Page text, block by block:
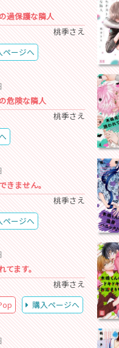
過保護な隣人
桃季さえ
ページへ
危険な隣人
桃季さえ
きません。
桃季さえ
ページへ
てます。
桃季さえ
購入ページへ